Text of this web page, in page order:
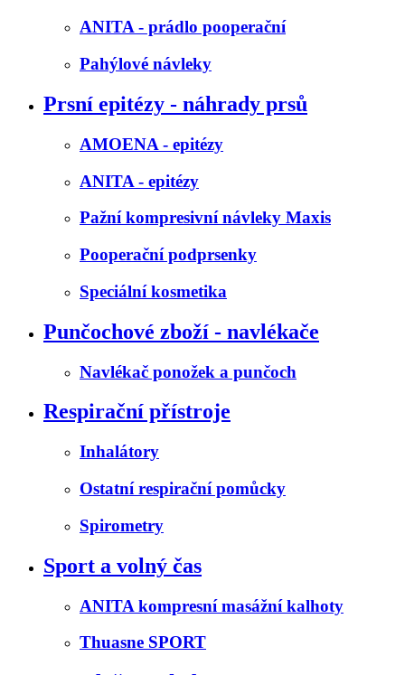
ANITA - prádlo pooperační
Pahýlové návleky
Prsní epitézy - náhrady prsů
AMOENA - epitézy
ANITA - epitézy
Pažní kompresivní návleky Maxis
Pooperační podprsenky
Speciální kosmetika
Punčochové zboží - navlékače
Navlékač ponožek a punčoch
Respirační přístroje
Inhalátory
Ostatní respirační pomůcky
Spirometry
Sport a volný čas
ANITA kompresní masážní kalhoty
Thuasne SPORT